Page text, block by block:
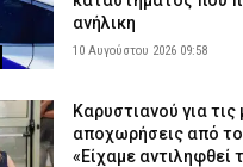
ανήλικη
10 Αυγούστου 2026 09:58
Καρυστιανού για τις
αποχωρήσεις από
«Είχαμε αντιληφθεί